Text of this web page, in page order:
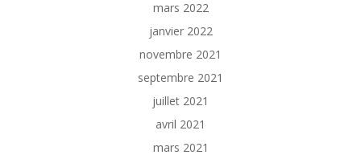
mars 2022
janvier 2022
novembre 2021
septembre 2021
juillet 2021
avril 2021
mars 2021